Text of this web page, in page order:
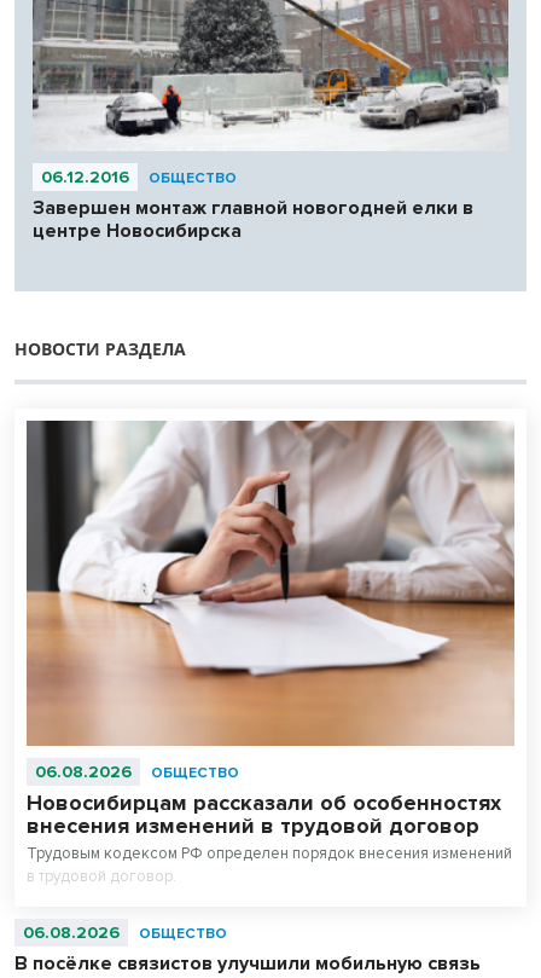
06.12.2016 ОБЩЕСТВО
Завершен монтаж главной новогодней елки в
центре Новосибирска
НОВОСТИ РАЗДЕЛА
06.08.2026 ОБЩЕСТВО
Новосибирцам рассказали об особенностях
внесения изменений в трудовой договор
Трудовым кодексом РФ определен порядок внесения изменений
в трудовой договор.
06.08.2026 ОБЩЕСТВО
В посёлке связистов улучшили мобильную связь